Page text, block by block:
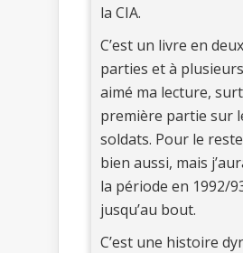
la CIA.
C’est un livre en
parties et à
aimé ma lecture,
première partie sur
soldats. Pour le
bien aussi, mais
la période en 1992/
jusqu’au bout.
C’est une histoire